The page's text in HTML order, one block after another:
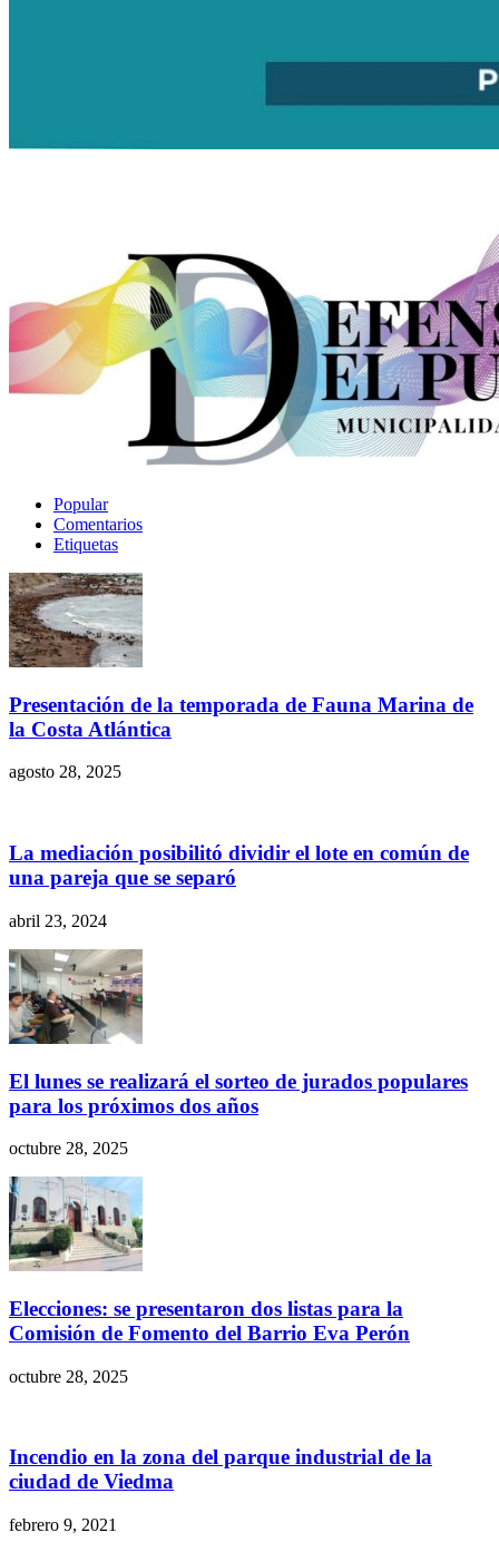
Popular
Comentarios
Etiquetas
Presentación de la temporada de Fauna Marina de
la Costa Atlántica
agosto 28, 2025
La mediación posibilitó dividir el lote en común de
una pareja que se separó
abril 23, 2024
El lunes se realizará el sorteo de jurados populares
para los próximos dos años
octubre 28, 2025
Elecciones: se presentaron dos listas para la
Comisión de Fomento del Barrio Eva Perón
octubre 28, 2025
Incendio en la zona del parque industrial de la
ciudad de Viedma
febrero 9, 2021